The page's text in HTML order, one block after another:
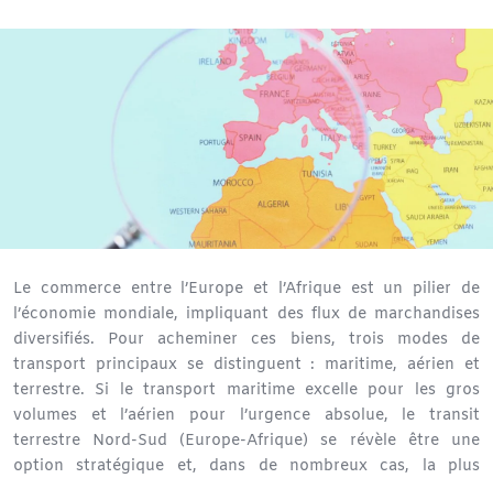
Le commerce entre l’Europe et l’Afrique est un pilier de
l’économie mondiale, impliquant des flux de marchandises
diversifiés. Pour acheminer ces biens, trois modes de
transport principaux se distinguent : maritime, aérien et
terrestre. Si le transport maritime excelle pour les gros
volumes et l’aérien pour l’urgence absolue, le transit
terrestre Nord-Sud (Europe-Afrique) se révèle être une
option stratégique et, dans de nombreux cas, la plus